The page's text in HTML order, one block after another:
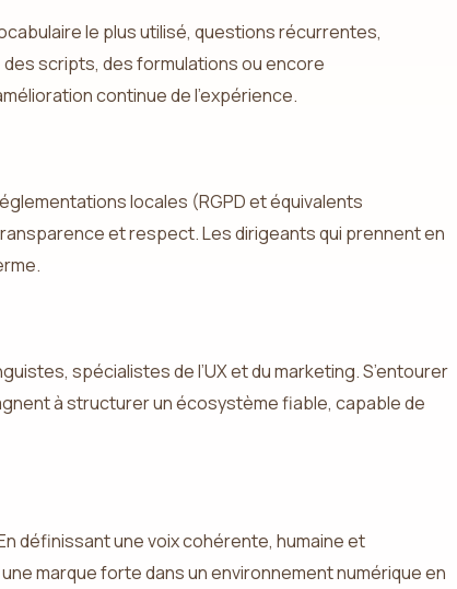
le plus utilisé, questions récurrentes,
scripts, des formulations ou encore
continue de l’expérience.
locales (RGPD et équivalents
et respect. Les dirigeants qui prennent en
spécialistes de l’UX et du marketing. S’entourer
à structurer un écosystème fiable, capable de
définissant une voix cohérente, humaine et
marque forte dans un environnement numérique en